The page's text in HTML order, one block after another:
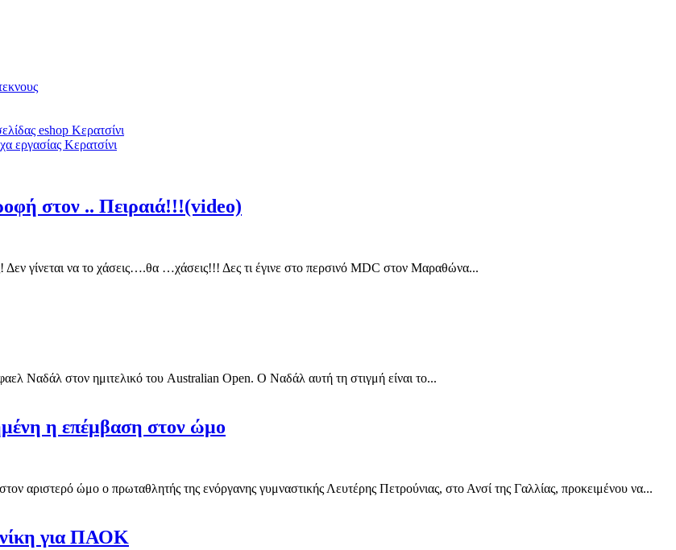
eshop Κερατσίνι
εργασίας Κερατσίνι
στον .. Πειραιά!!!(video)
γίνεται να το χάσεις….θα …χάσεις!!! Δες τι έγινε στο περσινό MDC στον Μαραθώνα...
Ναδάλ στον ημιτελικό του Australian Open. Ο Ναδάλ αυτή τη στιγμή είναι το...
η επέμβαση στον ώμο
αριστερό ώμο ο πρωταθλητής της ενόργανης γυμναστικής Λευτέρης Πετρούνιας, στο Ανσί της Γαλλίας, προκειμένου να...
για ΠΑΟΚ